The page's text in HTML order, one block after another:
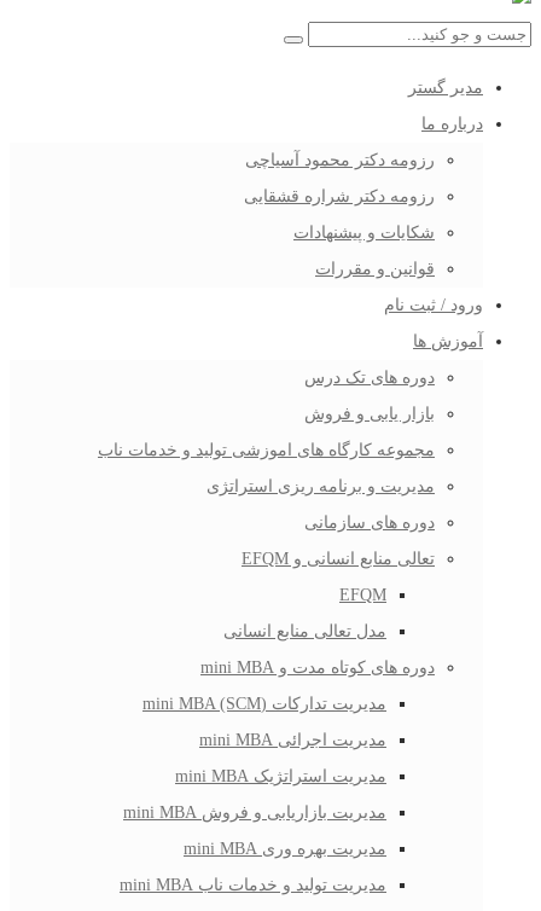
مدیر گستر
درباره ما
رزومه دکتر محمود آسیاچی
رزومه دکتر شراره قشقایی
شکایات و پیشنهادات
قوانین و مقررات
ورود / ثبت نام
آموزش ها
دوره های تک درس
بازار یابی و فروش
مجموعه کارگاه های اموزشی تولید و خدمات ناب
مدیریت و برنامه ریزی استراتژی
دوره های سازمانی
تعالی منابع انسانی و EFQM
EFQM
مدل تعالی منابع انسانی
دوره های کوتاه مدت و mini MBA
مدیریت تدارکات (mini MBA (SCM
مدیریت اجرائی mini MBA
مدیریت استراتژیک mini MBA
مدیریت بازاریابی و فروش mini MBA
مدیریت بهره وری mini MBA
مدیریت تولید و خدمات ناب mini MBA